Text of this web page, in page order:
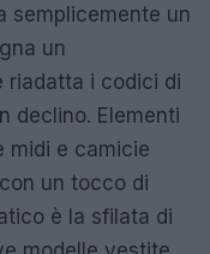
semplicemente un
un
riadatta i codici di
declino. Elementi
midi e camicie
un tocco di
è la sfilata di